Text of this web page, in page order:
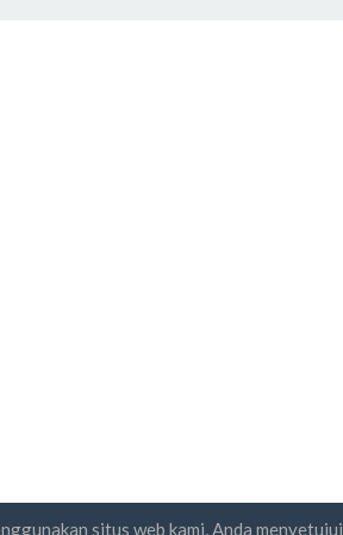
situs web kami, Anda menyetujui